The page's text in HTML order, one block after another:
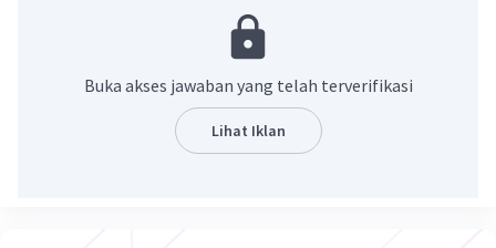
Pembahasan :
Cuaca dan iklim memiliki unsur yang sama,
perbedaannya terletak pada rentang waktu dan
cakupan wilayah. Cuaca adalah keadaan udara
Buka akses jawaban yang telah terverifikasi
Lihat Iklan